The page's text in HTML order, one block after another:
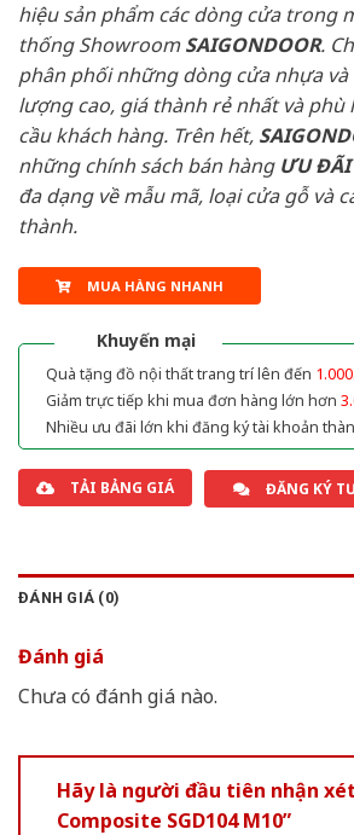
hiệu sản phẩm các dòng cửa trong
thống ShowroomSAIGONDOOR.
phân phối những dòng cửa nhựa
lượng cao, giá thành rẻ nhất và phù
cầu khách hàng. Trên hết,
những chính sách bán hàng ƯU ĐÃI
đa dạng về mẫu mã, loại cửa gỗ và
thành.
MUA HÀNG NHANH
Khuyến mại
Quà tặng đồ nội thất trang trí lên đến
Giảm trực tiếp khi mua đơn hàng lớn hơn
Nhiều ưu đãi lớn khi đăng ký tài khoản
TẢI BẢNG GIÁ ĐĂNG KÝ
ĐÁNH GIÁ (0)
Đánh giá
Chưa có đánh giá nào.
Hãy là người đầu tiên nhận
Composite SGD104 M10”